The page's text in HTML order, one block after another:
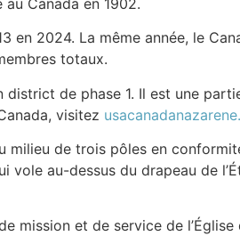
en 2024. La même année, le
totaux.
de phase 1. Il est une
visitez
milieu de trois pôles en
vole au-dessus du drapeau de
mission et de service de l’Église